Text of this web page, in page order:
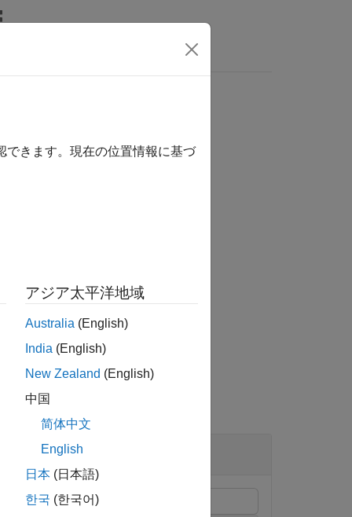
四元数quatに変換します。
できます。現在の位置情報に基づ
アジア太平洋地域
Australia (English)
India (English)
New Zealand (English)
中国
简体中文
English
日本 (日本語)
한국 (한국어)